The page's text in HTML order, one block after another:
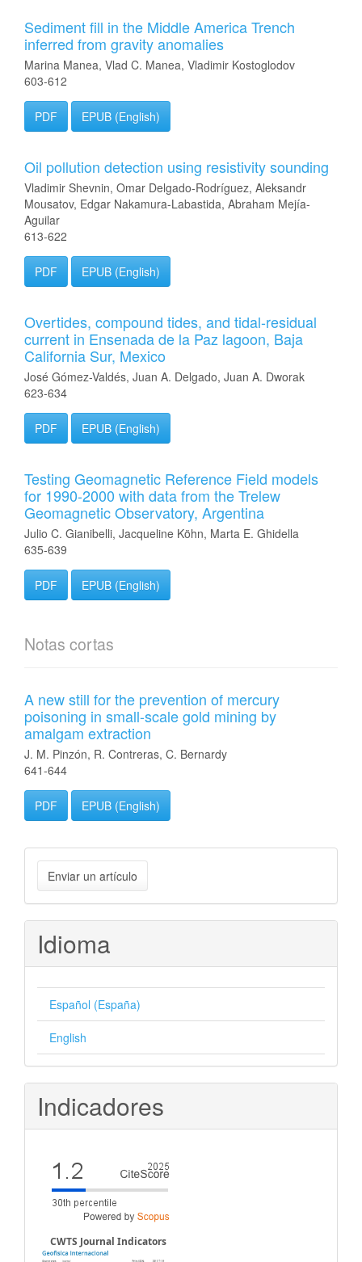
Sediment fill in the Middle America Trench
inferred from gravity anomalies
Marina Manea, Vlad C. Manea, Vladimir Kostoglodov
603-612
PDF EPUB (English)
Oil pollution detection using resistivity sounding
Vladimir Shevnin, Omar Delgado-Rodríguez, Aleksandr
Mousatov, Edgar Nakamura-Labastida, Abraham Mejía-
Aguilar
613-622
PDF EPUB (English)
Overtides, compound tides, and tidal-residual
current in Ensenada de la Paz lagoon, Baja
California Sur, Mexico
José Gómez-Valdés, Juan A. Delgado, Juan A. Dworak
623-634
PDF EPUB (English)
Testing Geomagnetic Reference Field models
for 1990-2000 with data from the Trelew
Geomagnetic Observatory, Argentina
Julio C. Gianibelli, Jacqueline Köhn, Marta E. Ghidella
635-639
PDF EPUB (English)
Notas cortas
A new still for the prevention of mercury
poisoning in small-scale gold mining by
amalgam extraction
J. M. Pinzón, R. Contreras, C. Bernardy
641-644
PDF EPUB (English)
Enviar
un
artículo
Enviar un artículo
Idioma
Español (España)
English
Indicadores
CWTS Journal Indicators